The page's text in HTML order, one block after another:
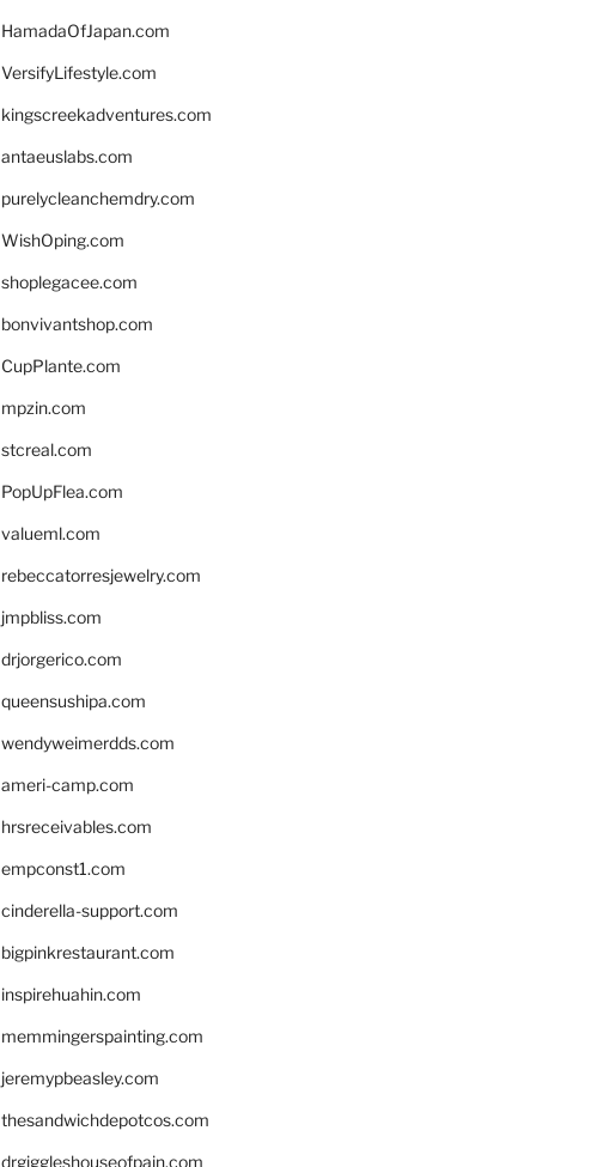
HamadaOfJapan.com
VersifyLifestyle.com
kingscreekadventures.com
antaeuslabs.com
purelycleanchemdry.com
WishOping.com
shoplegacee.com
bonvivantshop.com
CupPlante.com
mpzin.com
stcreal.com
PopUpFlea.com
valueml.com
rebeccatorresjewelry.com
jmpbliss.com
drjorgerico.com
queensushipa.com
wendyweimerdds.com
ameri-camp.com
hrsreceivables.com
empconst1.com
cinderella-support.com
bigpinkrestaurant.com
inspirehuahin.com
memmingerspainting.com
jeremypbeasley.com
thesandwichdepotcos.com
drgiggleshouseofpain.com